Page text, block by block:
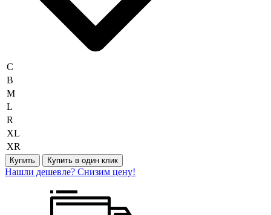
С
B
M
L
R
XL
XR
Купить Купить в один клик
Нашли дешевле? Снизим цену!